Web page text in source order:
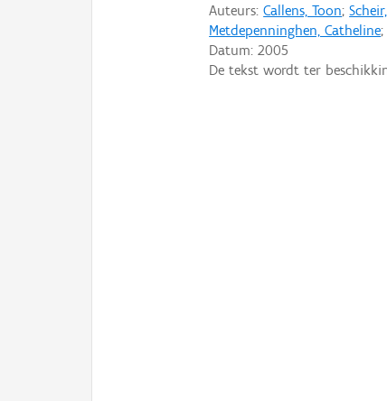
Auteurs:Callens, Toon;
Metdepenninghen, Catheline;
Datum:2005
De tekst wordt ter